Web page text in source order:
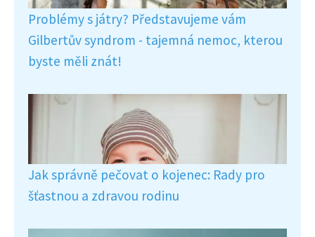
Problémy s játry? Představujeme vám
Gilbertův syndrom - tajemná nemoc, kterou
byste měli znát!
Jak správně pečovat o kojenec: Rady pro
šťastnou a zdravou rodinu